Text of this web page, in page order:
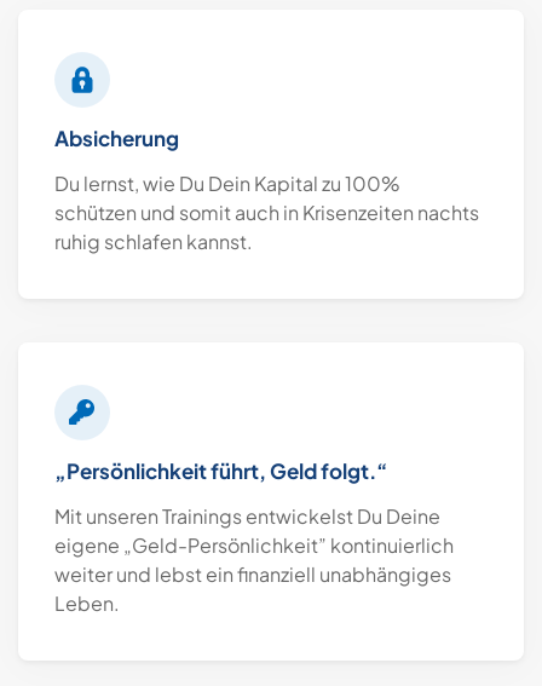
Absicherung
Du lernst, wie Du Dein Kapital zu 100%
schützen und somit auch in Krisenzeiten nachts
ruhig schlafen kannst.
„Persönlichkeit führt, Geld folgt.“
Mit unseren Trainings entwickelst Du Deine
eigene „Geld-Persönlichkeit” kontinuierlich
weiter und lebst ein finanziell unabhängiges
Leben.